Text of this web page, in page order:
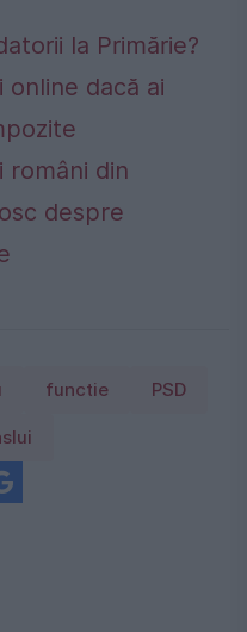
la Primărie?
dacă ai
români din
despre
functie PSD